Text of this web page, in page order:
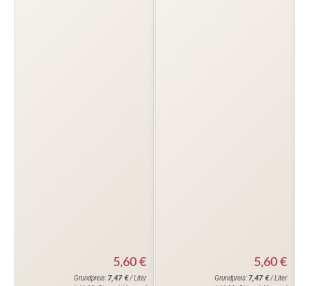
5,60 €
Grundpreis: 7,47€/ Liter
5,60 €
Grundpreis: 7,47€/ Liter